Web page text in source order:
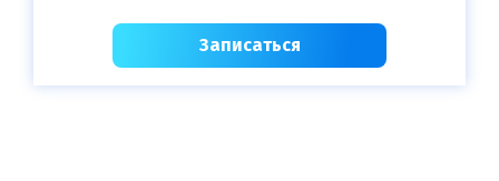
Записаться